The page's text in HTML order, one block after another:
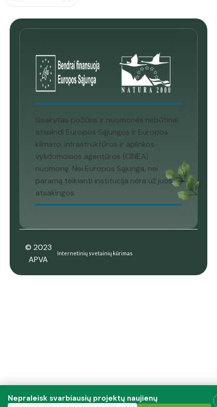
Išsakytas požiūris ir nuomonės nebūtinai
atspindi Europos Sąjungos ir Europos
klimato, infrastruktūros ir aplinkos
vykdomosios agentūros (CINEA)
nuomonę. Nei Europos Sąjunga, nei
paramą teikianti institucija nėra už juos
atsakingos.
© 2023
APVA
Internetinių svetainių kūrimas
Nepraleisk svarbiausių projektų naujienų